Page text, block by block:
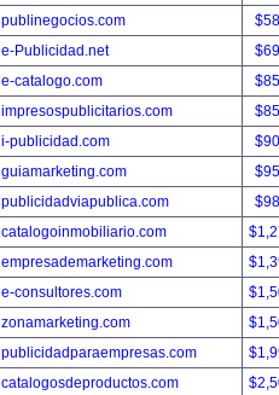
publinegocios.com
e-Publicidad.net
e-catalogo.com
impresospublicitarios.com
i-publicidad.com
guiamarketing.com
publicidadviapublica.com
catalogoinmobiliario.com
empresademarketing.com
e-consultores.com
zonamarketing.com
publicidadparaempresas.com
catalogosdeproductos.com